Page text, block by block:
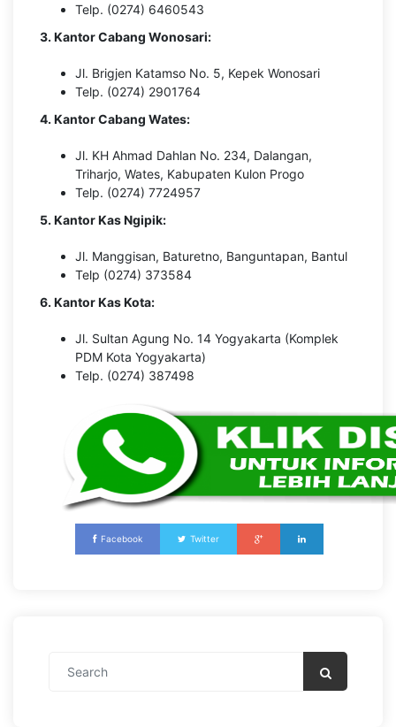
Telp. (0274) 6460543
3. Kantor Cabang Wonosari:
Jl. Brigjen Katamso No. 5, Kepek Wonosari
Telp. (0274) 2901764
4. Kantor Cabang Wates:
Jl. KH Ahmad Dahlan No. 234, Dalangan,
Triharjo, Wates, Kabupaten Kulon Progo
Telp. (0274) 7724957
5. Kantor Kas Ngipik:
Jl. Manggisan, Baturetno, Banguntapan, Bantul
Telp (0274) 373584
6. Kantor Kas Kota:
Jl. Sultan Agung No. 14 Yogyakarta (Komplek
PDM Kota Yogyakarta)
Telp. (0274) 387498
Facebook Twitter